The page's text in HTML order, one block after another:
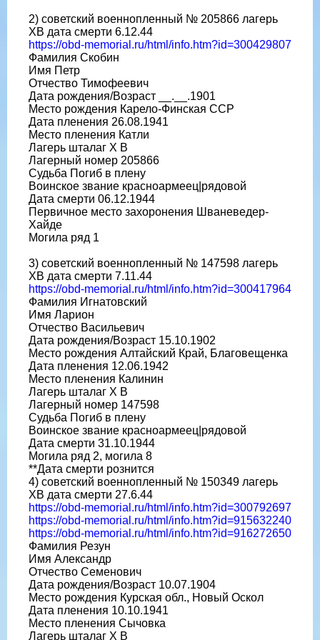
2) советский военнопленный № 205866 лагерь
ХВ дата смерти 6.12.44
https://obd-memorial.ru/html/info.htm?id=300429807
Фамилия Скобин
Имя Петр
Отчество Тимофеевич
Дата рождения/Возраст __.__.1901
Место рождения Карело-Финская ССР
Дата пленения 26.08.1941
Место пленения Катли
Лагерь шталаг X B
Лагерный номер 205866
Судьба Погиб в плену
Воинское звание красноармеец|рядовой
Дата смерти 06.12.1944
Первичное место захоронения Шваневедер-
Хайде
Могила ряд 1
3) советский военнопленный № 147598 лагерь
ХВ дата смерти 7.11.44
https://obd-memorial.ru/html/info.htm?id=300417964
Фамилия Игнатовский
Имя Ларион
Отчество Васильевич
Дата рождения/Возраст 15.10.1902
Место рождения Алтайский Край, Благовещенка
Дата пленения 12.06.1942
Место пленения Калинин
Лагерь шталаг X B
Лагерный номер 147598
Судьба Погиб в плену
Воинское звание красноармеец|рядовой
Дата смерти 31.10.1944
Могила ряд 2, могила 8
**Дата смерти рознится
4) советский военнопленный № 150349 лагерь
ХВ дата смерти 27.6.44
https://obd-memorial.ru/html/info.htm?id=300792697
https://obd-memorial.ru/html/info.htm?id=915632240
https://obd-memorial.ru/html/info.htm?id=916272650
Фамилия Резун
Имя Александр
Отчество Семенович
Дата рождения/Возраст 10.07.1904
Место рождения Курская обл., Новый Оскол
Дата пленения 10.10.1941
Место пленения Сычовка
Лагерь шталаг X B